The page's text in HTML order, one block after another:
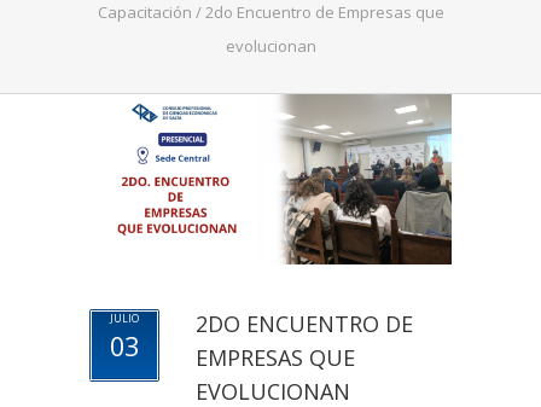
Capacitación /2do Encuentro de Empresas que
evolucionan
JULIO
03
2DO ENCUENTRO DE
EMPRESAS QUE
EVOLUCIONAN